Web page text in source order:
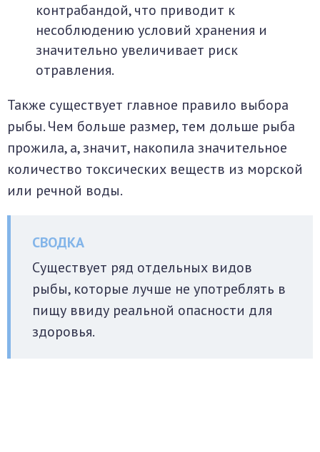
контрабандой, что приводит к
несоблюдению условий хранения и
значительно увеличивает риск
отравления.
Также существует главное правило выбора
рыбы. Чем больше размер, тем дольше рыба
прожила, а, значит, накопила значительное
количество токсических веществ из морской
или речной воды.
Существует ряд отдельных видов
рыбы, которые лучше не употреблять в
пищу ввиду реальной опасности для
здоровья.